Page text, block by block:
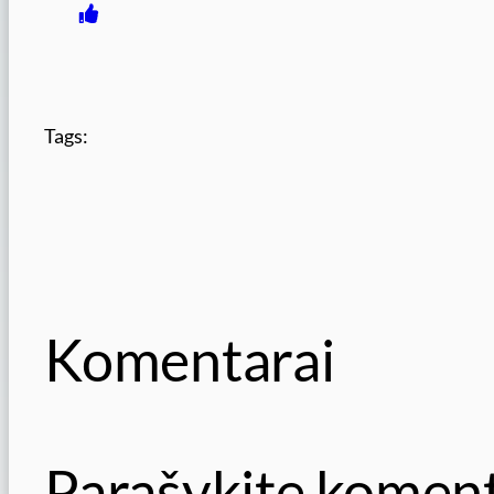
Tags:
Komentarai